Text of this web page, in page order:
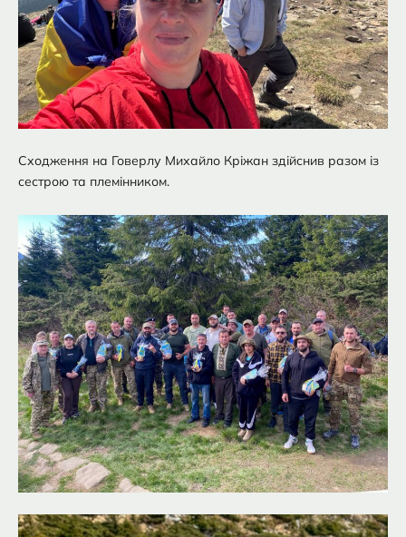
Сходження на Говерлу Михайло Кріжан здійснив разом із
сестрою та племінником.